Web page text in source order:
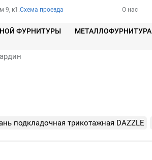
9, к1.Схема проезда О нас
ФУРНИТУРЫ МЕТАЛЛОФУРНИТУРА
подкладочная трикотажная DAZZLE